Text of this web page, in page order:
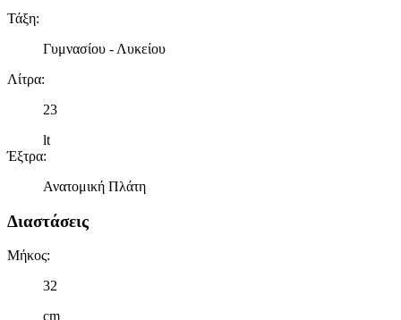
Τάξη:
Γυμνασίου - Λυκείου
Λίτρα:
23
lt
Έξτρα:
Ανατομική Πλάτη
Διαστάσεις
Μήκος:
32
cm